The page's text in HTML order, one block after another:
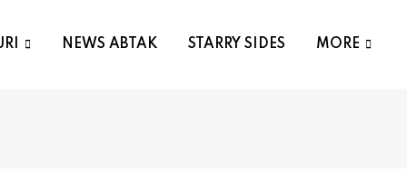
NEWS ABTAK STARRY SIDES MORE